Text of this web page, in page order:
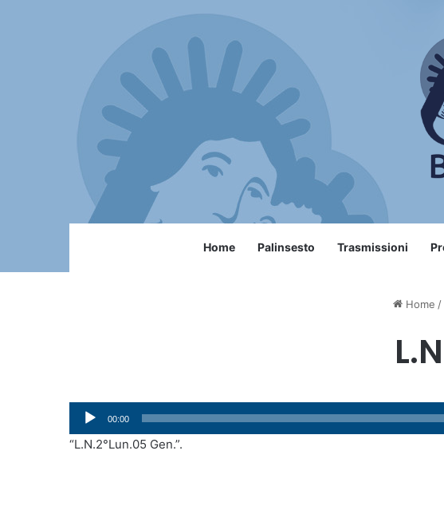
Home Palinsesto Trasmissioni
Home /
Audio
Player
00:00
“L.N.2°Lun.05 Gen.”.